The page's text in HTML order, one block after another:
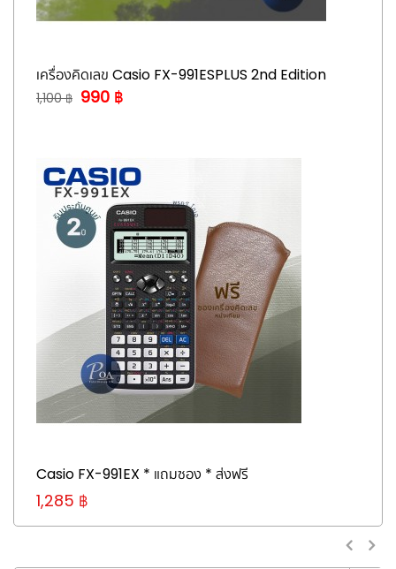
เครื่องคิดเลข Casio FX-991ESPLUS 2nd Edition
1,100 ฿ 990 ฿
Casio FX-991EX * แถมซอง * ส่งฟรี
1,285 ฿